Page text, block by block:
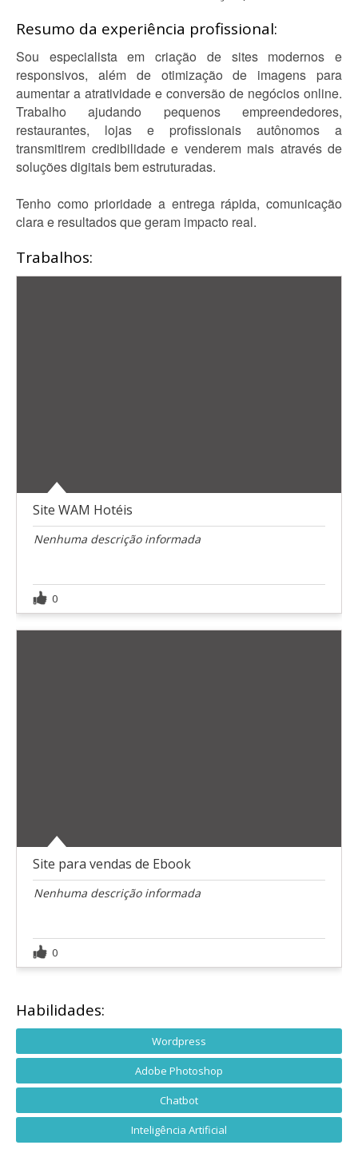
Resumo da experiência profissional:
Sou especialista em criação de sites modernos e
responsivos, além de otimização de imagens para
aumentar a atratividade e conversão de negócios online.
Trabalho ajudando pequenos empreendedores,
restaurantes, lojas e profissionais autônomos a
transmitirem credibilidade e venderem mais através de
soluções digitais bem estruturadas.
Tenho como prioridade a entrega rápida, comunicação
clara e resultados que geram impacto real.
Trabalhos:
Site WAM Hotéis
Nenhuma descrição informada
0
Site para vendas de Ebook
Nenhuma descrição informada
0
Habilidades:
Wordpress
Adobe Photoshop
Chatbot
Inteligência Artificial